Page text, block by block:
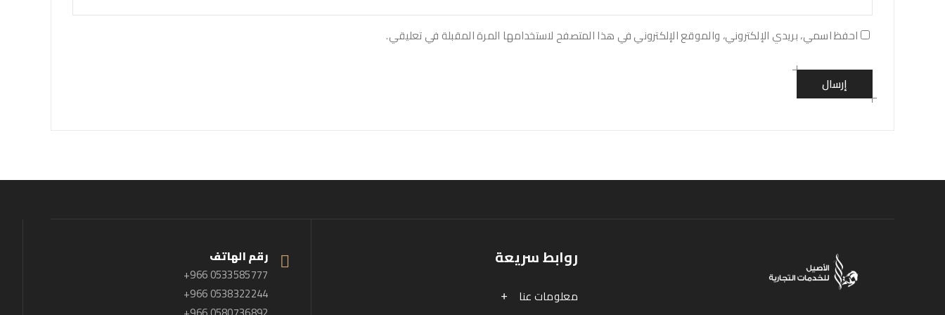
احفظ اسمي، بريدي الإلكتروني، والموقع الإلكتروني في هذا المتصفح لاستخدامها المرة المقبلة في تعليقي.
روابط سريعة
معلومات عنا
رقم الهاتف
+966 0533585777
+966 0538322244